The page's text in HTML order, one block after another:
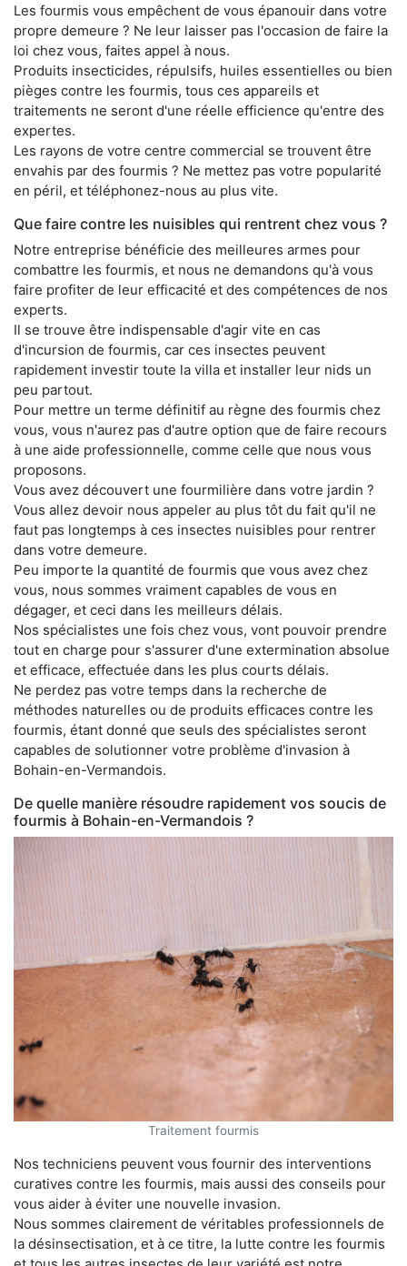
Les fourmis vous empêchent de vous épanouir dans votre
propre demeure ? Ne leur laisser pas l'occasion de faire la
loi chez vous, faites appel à nous.
Produits insecticides, répulsifs, huiles essentielles ou bien
pièges contre les fourmis, tous ces appareils et
traitements ne seront d'une réelle efficience qu'entre des
expertes.
Les rayons de votre centre commercial se trouvent être
envahis par des fourmis ? Ne mettez pas votre popularité
en péril, et téléphonez-nous au plus vite.
Que faire contre les nuisibles qui rentrent chez vous ?
Notre entreprise bénéficie des meilleures armes pour
combattre les fourmis, et nous ne demandons qu'à vous
faire profiter de leur efficacité et des compétences de nos
experts.
Il se trouve être indispensable d'agir vite en cas
d'incursion de fourmis, car ces insectes peuvent
rapidement investir toute la villa et installer leur nids un
peu partout.
Pour mettre un terme définitif au règne des fourmis chez
vous, vous n'aurez pas d'autre option que de faire recours
à une aide professionnelle, comme celle que nous vous
proposons.
Vous avez découvert une fourmilière dans votre jardin ?
Vous allez devoir nous appeler au plus tôt du fait qu'il ne
faut pas longtemps à ces insectes nuisibles pour rentrer
dans votre demeure.
Peu importe la quantité de fourmis que vous avez chez
vous, nous sommes vraiment capables de vous en
dégager, et ceci dans les meilleurs délais.
Nos spécialistes une fois chez vous, vont pouvoir prendre
tout en charge pour s'assurer d'une extermination absolue
et efficace, effectuée dans les plus courts délais.
Ne perdez pas votre temps dans la recherche de
méthodes naturelles ou de produits efficaces contre les
fourmis, étant donné que seuls des spécialistes seront
capables de solutionner votre problème d'invasion à
Bohain-en-Vermandois.
De quelle manière résoudre rapidement vos soucis de
fourmis à Bohain-en-Vermandois ?
Traitement fourmis
Nos techniciens peuvent vous fournir des interventions
curatives contre les fourmis, mais aussi des conseils pour
vous aider à éviter une nouvelle invasion.
Nous sommes clairement de véritables professionnels de
la désinsectisation, et à ce titre, la lutte contre les fourmis